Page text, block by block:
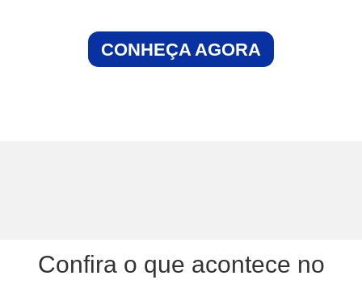
CONHEÇA AGORA
Confira o que acontece no